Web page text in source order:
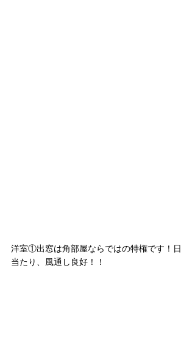
洋室①出窓は角部屋ならではの特権です！日
当たり、風通し良好！！